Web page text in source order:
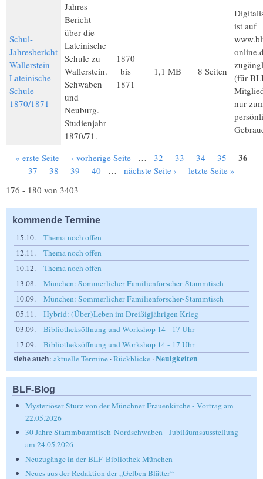
Schul-
Jahresbericht
Wallerstein
Lateinische
Schule
1870/1871
Jahres-
Bericht
über die
Lateinische
Schule zu
Wallerstein.
Schwaben
und
Neuburg.
Studienjahr
1870/71.
1870
bis
1871
1,1 MB 8 Seiten
ist auf
(für
nur
Seiten
« erste Seite ‹ vorherige Seite … 32 33 34 35 36
37 38 39 40 … nächste Seite ›
letzte Seite »
176 - 180 von 3403
kommende Termine
15.10.
Thema noch offen
12.11.
Thema noch offen
10.12.
Thema noch offen
13.08.
München: Sommerlicher Familienforscher-Stammtisch
10.09.
München: Sommerlicher Familienforscher-Stammtisch
05.11.
Hybrid: (Über)Leben im Dreißigjährigen Krieg
03.09.
Bibliotheksöffnung und Workshop 14 - 17 Uhr
17.09.
Bibliotheksöffnung und Workshop 14 - 17 Uhr
siehe auch: aktuelle Termine ·Rückblicke ·Neuigkeiten
BLF-Blog
Mysteriöser Sturz von der Münchner Frauenkirche - Vortrag am
22.05.2026
30 Jahre Stammbaumtisch-Nordschwaben - Jubiläumsausstellung
am 24.05.2026
Neuzugänge in der BLF-Bibliothek München
Neues aus der Redaktion der „Gelben Blätter“